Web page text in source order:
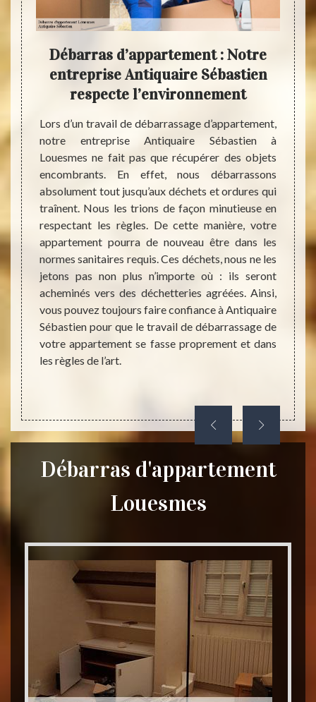
de
ne
Débarras d’appartement : Notre
entreprise Antiquaire Sébastien
respecte l’environnement
Lors d’un travail de débarrassage d’appartement,
notre entreprise Antiquaire Sébastien à
Louesmes ne fait pas que récupérer des objets
encombrants. En effet, nous débarrassons
absolument tout jusqu’aux déchets et ordures qui
traînent. Nous les trions de façon minutieuse en
respectant les règles. De cette manière, votre
appartement pourra de nouveau être dans les
normes sanitaires requis. Ces déchets, nous ne les
jetons pas non plus n’importe où : ils seront
acheminés vers des déchetteries agréées. Ainsi,
vous pouvez toujours faire confiance à Antiquaire
Sébastien pour que le travail de débarrassage de
votre appartement se fasse proprement et dans
les règles de l’art.
Les
et
leur
le
Débarras d'appartement
Louesmes